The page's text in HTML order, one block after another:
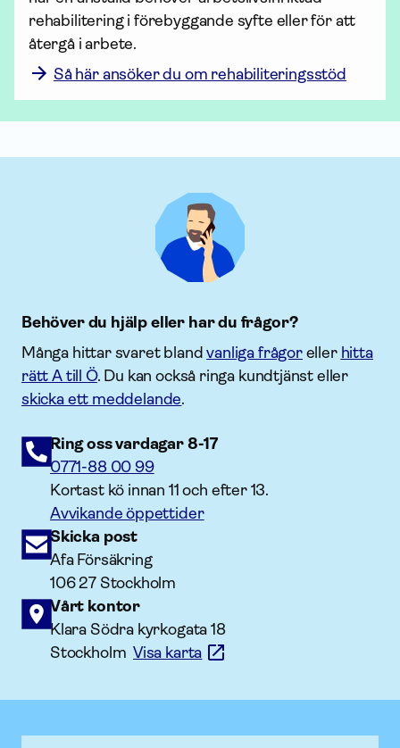
rehabilitering i förebyggande syfte eller för att
Så här ansöker du om rehabiliteringsstöd
Behöver du hjälp eller har du frågor?
Många hittar svaret blandvanliga frågoreller hitta
rätt A till Ö. Du kan också ringa kundtjänst eller
skicka ett meddelande.
Ring oss vardagar 8-17
0771-88 00 99
Kortast kö innan 11 och efter 13.
Avvikande öppettider
Skicka post
Afa Försäkring
106 27 Stockholm
Vårt kontor
Klara Södra kyrkogata 18
StockholmVisa karta